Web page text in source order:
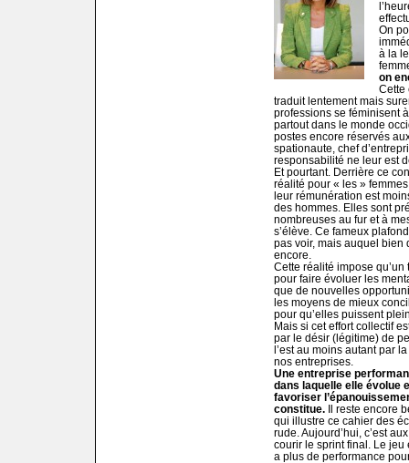
On
à la
on
Cette
traduit lentement mais
professions se féminisent
partout dans le monde
postes encore réservés
spationaute, chef
responsabilité ne leur est
Et pourtant. Derrière ce
réalité pour « les »
leur rémunération est
des hommes. Elles sont
nombreuses au fur et à
s’élève. Ce fameux
pas voir, mais auquel bien
encore.
Cette réalité impose
pour faire évoluer les
que de nouvelles
les moyens de mieux
pour qu’elles puissent
Mais si cet effort collectif
par le désir (légitime) de
l’est au moins autant par
nos entreprises.
Une entreprise
dans laquelle elle évolue
favoriser
constitue. Il reste encore
qui illustre ce cahier des
rude. Aujourd’hui, c’est
courir le sprint final. Le jeu
a plus de performance